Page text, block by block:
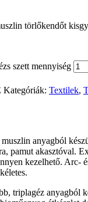
törlőkendőt
szett mennyiség
Kategóriák: Textilek,
anyagból
pamut akasztóval.
kezelhető. Arc-
triplagéz anyagból